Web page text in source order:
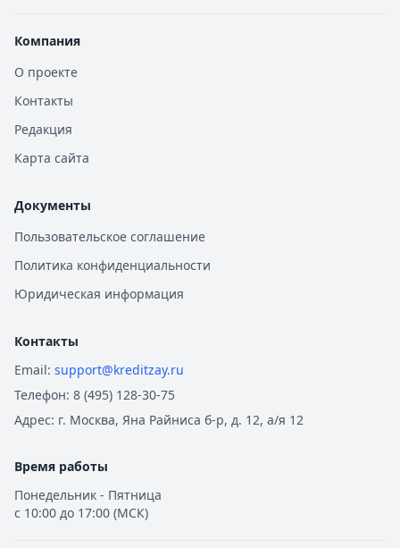
Компания
О проекте
Контакты
Редакция
Карта сайта
Документы
Пользовательское соглашение
Политика конфиденциальности
Юридическая информация
Контакты
Email: support@kreditzay.ru
Телефон: 8 (495) 128-30-75
Адрес: г. Москва, Яна Райниса б-р, д. 12, а/я 12
Время работы
Понедельник - Пятница
с 10:00 до 17:00 (МСК)